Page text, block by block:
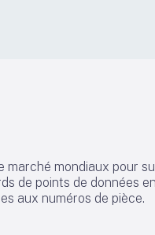
mondiaux pour
de points de données
aux numéros de pièce.